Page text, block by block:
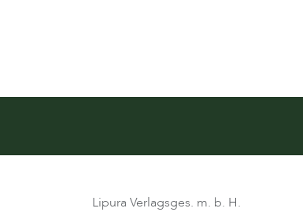
Lipura Verlagsges. m. b. H.